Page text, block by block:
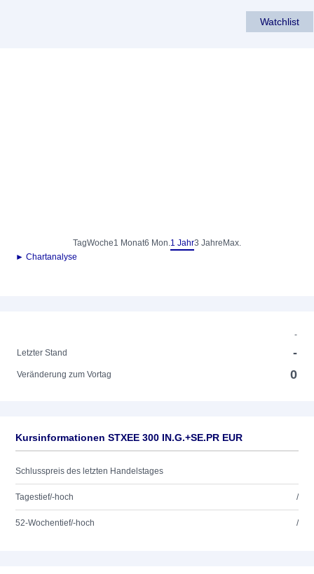
Watchlist
TagWoche1 Monat6 Mon.1 Jahr3 Jahre Max.
► Chartanalyse
-
Letzter Stand
-
Veränderung zum Vortag 0
Kursinformationen STXEE 300 IN.G.+SE.PR EUR
Schlusspreis des letzten Handelstages
Tagestief/-hoch /
52-Wochentief/-hoch /